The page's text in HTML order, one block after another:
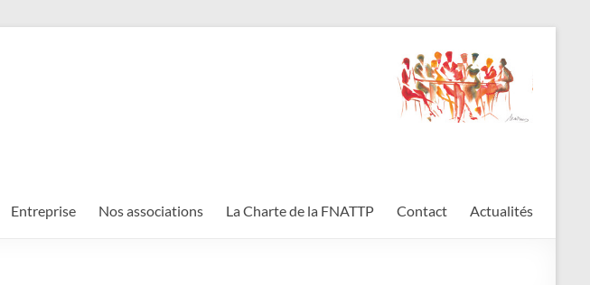
Entreprise Nos associations La Charte de la FNATTP Contact Actualités